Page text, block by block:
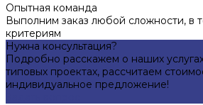
Опытная команда
Выполним заказ любой сложности, в
критериям
Нужна консультация?
Подробно расскажем о наших
типовых проектах, рассчитаем
индивидуальное предложение!